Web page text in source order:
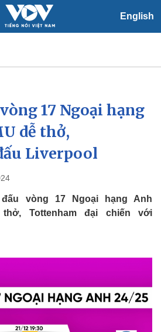
English
Xã hội
Tin 24h
Dự báo thời tiết
Giáo dục
Dấu ấn VOV
17 Ngoại hạng
dễ thở,
Liverpool
vòng 17 Ngoại hạng Anh
thở, Tottenham đại chiến với